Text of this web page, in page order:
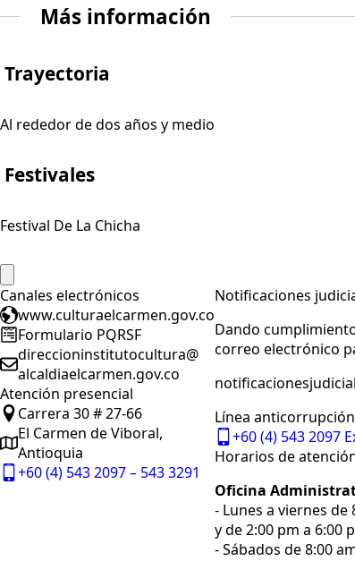
Más información
Trayectoria
Al rededor de dos años y medio
Festivales
Festival De La Chicha
Canales electrónicos
www.culturaelcarmen.gov.co
Formulario PQRSF
direccioninstitutocultura@
alcaldiaelcarmen.gov.co
Atención presencial
Carrera 30 # 27-66
El Carmen de Viboral,
Antioquia
+60 (4) 543 2097 – 543 3291
Notificaciones
Dando
correo electrónico
Línea anticorrupción
+60 (4) 543 2097
Horarios de
Oficina
- Lunes a viernes de
y de 2:00 pm a 6:00
- Sábados de 8:00